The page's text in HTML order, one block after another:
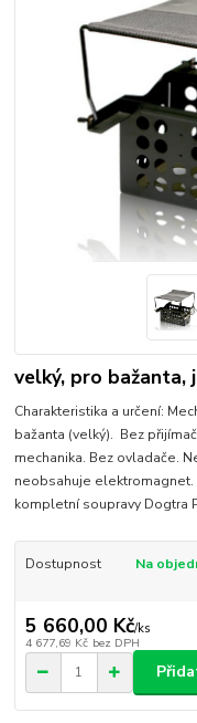
velký, pro bažanta,
Charakteristika a určení:
bažanta (velký). Bez
mechanika. Bez ovladače.
neobsahuje
kompletní soupravy Dogtra
Dostupnost Na
5 660,00 Kč/ks
4 677,69 Kč bez DPH